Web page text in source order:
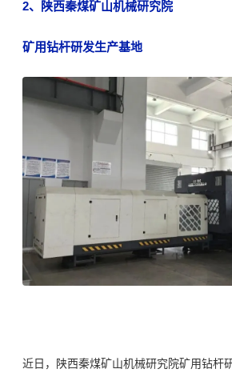
2、陕西秦煤矿山机械研究院
矿用钻杆研发生产基地
近日，陕西秦煤矿山机械研究院矿用钻杆